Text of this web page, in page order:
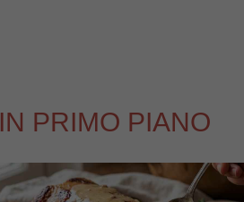
IN PRIMO PIANO